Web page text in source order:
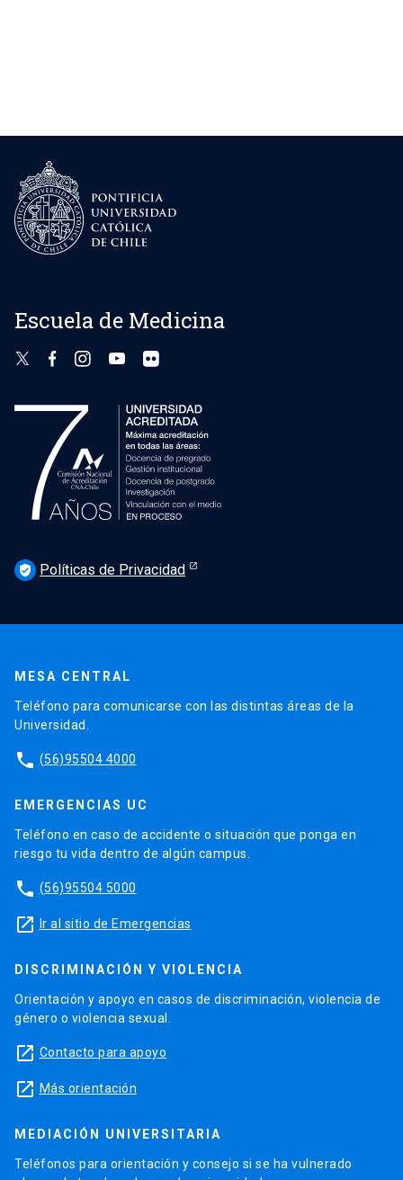
Escuela de Medicina
verified_user Políticas de Privacidad
MESA CENTRAL
Teléfono para comunicarse con las distintas áreas de la
Universidad.
phone (56)95504 4000
EMERGENCIAS UC
Teléfono en caso de accidente o situación que ponga en
riesgo tu vida dentro de algún campus.
phone (56)95504 5000
launch Ir al sitio de Emergencias
DISCRIMINACIÓN Y VIOLENCIA
Orientación y apoyo en casos de discriminación, violencia de
género o violencia sexual.
launch Contacto para apoyo
launch Más orientación
MEDIACIÓN UNIVERSITARIA
Teléfonos para orientación y consejo si se ha vulnerado